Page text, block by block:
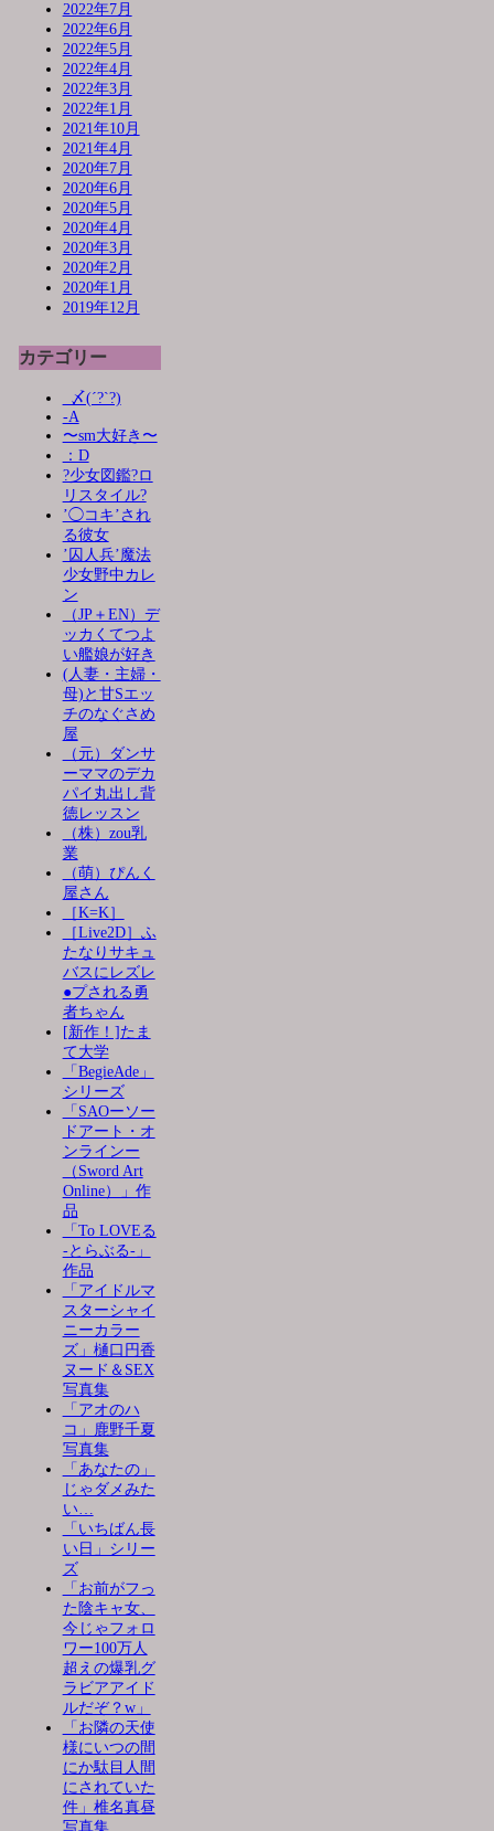
2022年7月
2022年6月
2022年5月
2022年4月
2022年3月
2022年1月
2021年10月
2021年4月
2020年7月
2020年6月
2020年5月
2020年4月
2020年3月
2020年2月
2020年1月
2019年12月
カテゴリー
_〆(´?`?)
-A
〜sm大好き〜
：D
?少女図鑑?ロ
リスタイル?
’◯コキ’され
る彼女
’囚人兵’魔法
少女野中カレ
ン
（JP＋EN）デ
ッカくてつよ
い艦娘が好き
(人妻・主婦・
母)と甘Sエッ
チのなぐさめ
屋
（元）ダンサ
ーママのデカ
パイ丸出し背
徳レッスン
（株）zou乳
業
（萌）ぴんく
屋さん
［K=K］
［Live2D］ふ
たなりサキュ
バスにレズレ
●プされる勇
者ちゃん
[新作！]たま
て大学
「BegieAde」
シリーズ
「SAOーソー
ドアート・オ
ンラインー
（Sword Art
Online）」作
品
「To LOVEる
-とらぶる-」
作品
「アイドルマ
スターシャイ
ニーカラー
ズ」樋口円香
ヌード＆SEX
写真集
「アオのハ
コ」鹿野千夏
写真集
「あなたの」
じゃダメみた
い…
「いちばん長
い日」シリー
ズ
「お前がフっ
た陰キャ女、
今じゃフォロ
ワー100万人
超えの爆乳グ
ラビアアイド
ルだぞ？w」
「お隣の天使
様にいつの間
にか駄目人間
にされていた
件」椎名真昼
写真集